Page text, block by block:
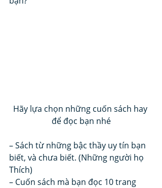
Hãy lựa chọn những cuốn sách hay
để đọc bạn nhé
– Sách từ những bậc thầy uy tín bạn
biết, và chưa biết. (Những người họ
Thích)
– Cuốn sách mà bạn đọc 10 trang